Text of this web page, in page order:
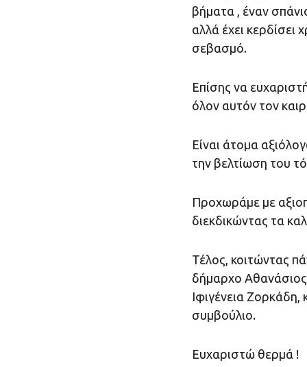
βήματα , έναν
αλλά έχει κερδίσει
σεβασμό.
Επίσης να
όλον αυτόν τον
Είναι άτομα
την βελτίωση του
Προχωράμε με
διεκδικώντας τα
Τέλος, κοιτώντας
δήμαρχο
Ιφιγένεια Ζορκάδη,
συμβούλιο.
Ευχαριστώ θερμά !